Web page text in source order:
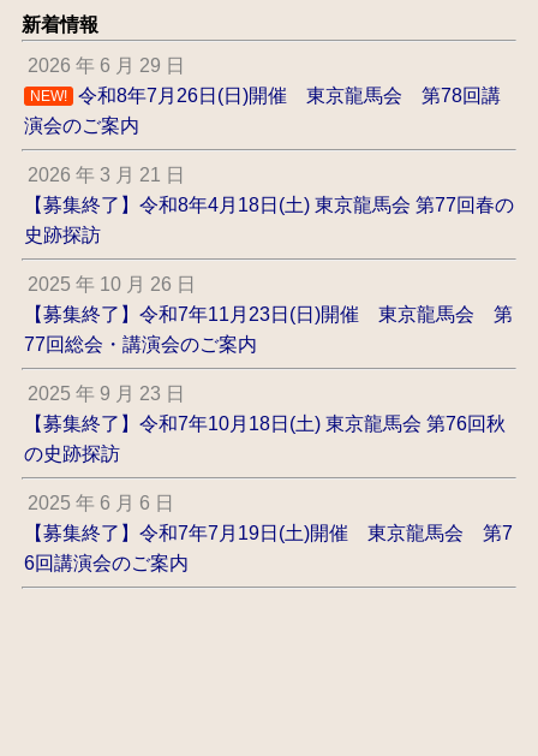
新着情報
2026 年 6 月 29 日
NEW! 令和8年7月26日(日)開催 東京龍馬会 第78回講
演会のご案内
2026 年 3 月 21 日
【募集終了】令和8年4月18日(土) 東京龍馬会 第77回春の
史跡探訪
2025 年 10 月 26 日
【募集終了】令和7年11月23日(日)開催 東京龍馬会 第
77回総会・講演会のご案内
2025 年 9 月 23 日
【募集終了】令和7年10月18日(土) 東京龍馬会 第76回秋
の史跡探訪
2025 年 6 月 6 日
【募集終了】令和7年7月19日(土)開催 東京龍馬会 第7
6回講演会のご案内